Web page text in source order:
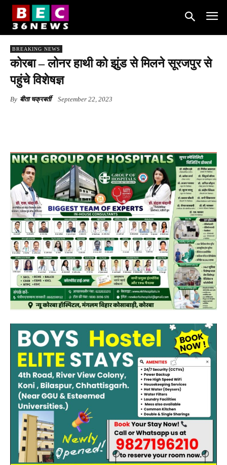
BREAKING NEWS
कोरबा – लोनर हाथी को झुंड से मिलने सूरजपुर से
पहुंचे विशेषज्ञ
By बीता चक्रबर्ती September 22, 2023